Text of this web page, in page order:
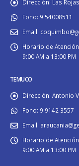
Dirección: Las
Fono: 9 54008511
Email:
Horario de
9:00 AM a 13:00 PM
TEMUCO
Dirección: Antonio
Fono: 9 9142 3557
Email:
Horario de
9:00 AM a 13:00 PM